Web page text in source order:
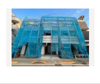
け
取
る
・
条